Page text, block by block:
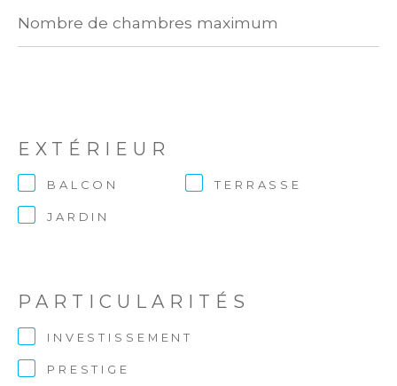
de
chambres
maximum
EXTÉRIEUR
BALCON TERRASSE
JARDIN
PARTICULARITÉS
INVESTISSEMENT
PRESTIGE